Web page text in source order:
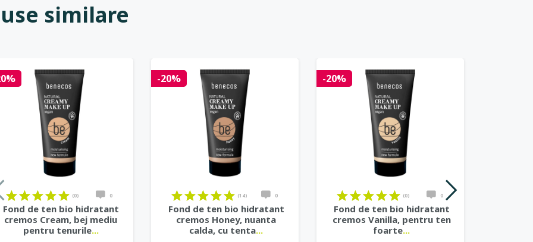
similare
(0) 0
Fond de ten bio hidratant
cremos Cream, bej mediu
pentru tenurile...
-20%
(14) 0
Fond de ten bio hidratant
cremos Honey, nuanta
calda, cu tenta...
-20%
(0) 0
Fond de ten bio hidratant
cremos Vanilla, pentru ten
foarte...